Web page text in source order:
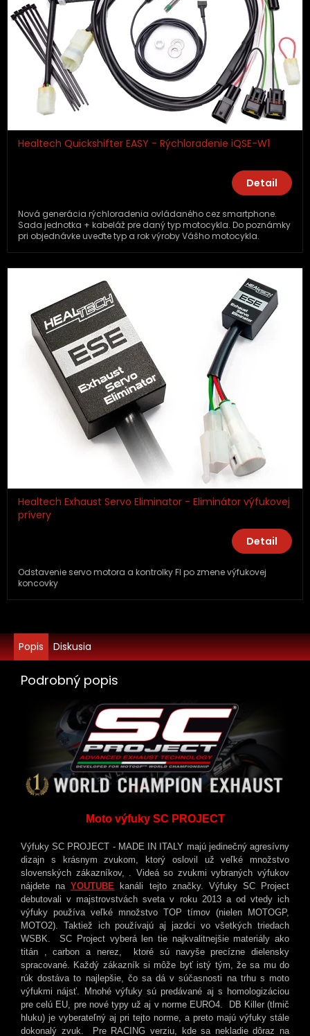
Healtech Quickshifter EASY - Rýchloradenie iQSE-W1
Detail
Nová generácia rýchloradenia ovládaného cez smartphone.
Sada jednotka + kabeláž pre daný typ motocykla. Do poznámky
pri objednávke uveďte typ a rok výroby Vášho motocykla.
Healtech Exhaust Servo Eliminator - Eliminátor výfukovej
prívery
Detail
Odstavenie servo motora a kontrolky FI po zmene výfukovej
koncovky
Popis Diskusia
Podrobný popis
Moto výfuky SC PROJECT
Výfuky SC PROJECT - MADE IN ITALY majú jedinečný agresívny
dizajn s krásnym zvukom, ktorý oslovil už veľké množstvo
slovenských zákazníkov, . Videá so zvukmi vybraných výfukov
nájdete naYOUTUBE kanáli tejto značky. Výfuky SC Project
debutovali v majstrovstvách sveta v roku 2013 a od vtedy ich
výfuky používa veľké množstvo TOP tímov (nielen MOTOGP,
MOTO2). Taktiež ich používajú aj jazdci vo všetkých triedach
WSBK. SC Project vyberá len tie najkvalitnejšie materiály ako
titán , carbon a nerez, ktoré sú navyše precízne dielensky
spracované. Každý zákazník si môže byť istý tým, že sa mu do
rúk dostáva to najlepšie, čo sa dá v súčasnosti na trhu s moto
výfukmi nájsť. Mnohé výfuky sú predávané aj s homologizáciou
pre celú EU, pre nové typy už aj v norme EURO4. DB Killer (tlmič
hluku) je vyberateľný aj pri tejto norme, a preto majú výfuky stále
dokonalý zvuk. Pre RACING verziu, kde sa nekladie dôraz na